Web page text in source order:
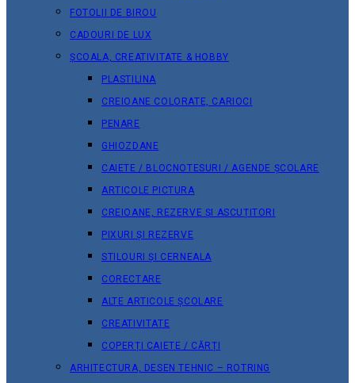
FOTOLII DE BIROU
CADOURI DE LUX
ȘCOALA, CREATIVITATE & HOBBY
PLASTILINA
CREIOANE COLORATE, CARIOCI
PENARE
GHIOZDANE
CAIETE / BLOCNOTESURI / AGENDE ȘCOLARE
ARTICOLE PICTURA
CREIOANE, REZERVE ȘI ASCUȚITORI
PIXURI ȘI REZERVE
STILOURI ȘI CERNEALA
CORECTARE
ALTE ARTICOLE ȘCOLARE
CREATIVITATE
COPERȚI CAIETE / CĂRȚI
ARHITECTURA, DESEN TEHNIC – ROTRING